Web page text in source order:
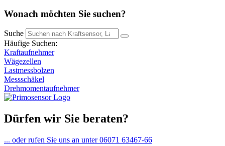
Wonach möchten Sie suchen?
Suche
Häufige Suchen:
Kraftaufnehmer
Wägezellen
Lastmessbolzen
Messschäkel
Drehmomentaufnehmer
Dürfen wir Sie beraten?
... oder rufen Sie uns an unter 06071 63467-66